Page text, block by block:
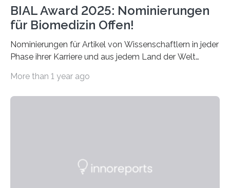
BIAL Award 2025: Nominierungen
für Biomedizin Offen!
Nominierungen für Artikel von Wissenschaftlern in jeder
Phase ihrer Karriere und aus jedem Land der Welt
Leben gerufen, um die bemerkenswertesten
Foundation, des BIAL Award in Biomedicine ist in
More than 1 year ago